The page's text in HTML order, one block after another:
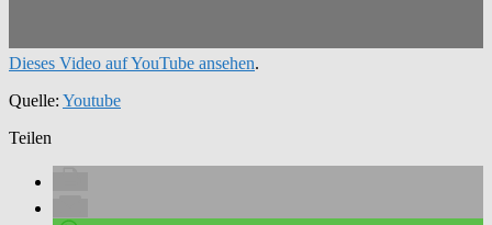
Dieses Video auf YouTube ansehen.
Quelle: Youtube
Teilen